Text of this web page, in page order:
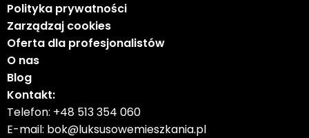
Polityka prywatności
Zarządzaj cookies
Oferta dla profesjonalistów
O nas
Blog
Kontakt:
Telefon: +48 513 354 060
E-mail: bok@luksusowemieszkania.pl